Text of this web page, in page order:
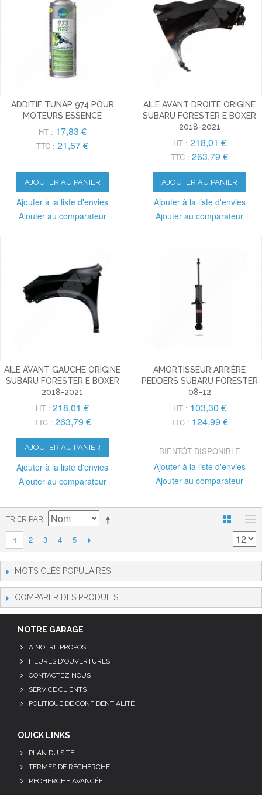
ADDITIF TUNAP 974 POUR
MOTEURS ESSENCE
HT : 17,83 €
TTC : 21,57 €
AJOUTER AU PANIER
Ajouter à la liste d'envies
Ajouter au comparateur
AILE AVANT DROITE ORIGINE
SUBARU FORESTER E BOXER
2018-2021
HT : 218,01 €
TTC : 263,79 €
AJOUTER AU PANIER
Ajouter à la liste d'envies
Ajouter au comparateur
AILE AVANT GAUCHE ORIGINE
SUBARU FORESTER E BOXER
2018-2021
HT : 218,01 €
TTC : 263,79 €
AJOUTER AU PANIER
Ajouter à la liste d'envies
Ajouter au comparateur
AMORTISSEUR ARRIÈRE
PEDDERS SUBARU FORESTER
08-12
HT : 103,30 €
TTC : 124,99 €
BIENTÔT DISPONIBLE
Ajouter à la liste d'envies
Ajouter au comparateur
TRIER PAR
1 2 3 4 5
MOTS CLÉS POPULAIRES
COMPARER DES PRODUITS
NOTRE GARAGE
A NOTRE PROPOS
HEURES D'OUVERTURES
CONTACTEZ NOUS
SERVICE CLIENTS
POLITIQUE DE CONFIDENTIALITÉ
QUICK LINKS
PLAN DU SITE
TERMES DE RECHERCHE
RECHERCHE AVANCÉE